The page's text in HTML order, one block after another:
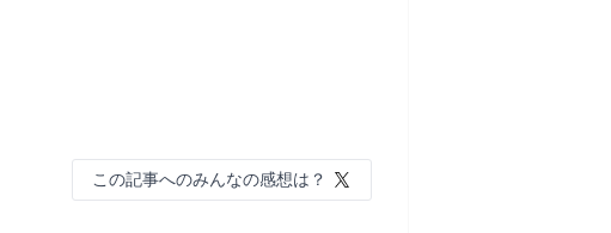
この記事へのみんなの感想は？